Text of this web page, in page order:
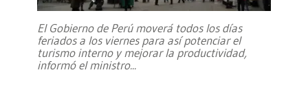
El Gobierno de Perú moverá todos los días
feriados a los viernes para así potenciar el
turismo interno y mejorar la productividad,
informó el ministro...